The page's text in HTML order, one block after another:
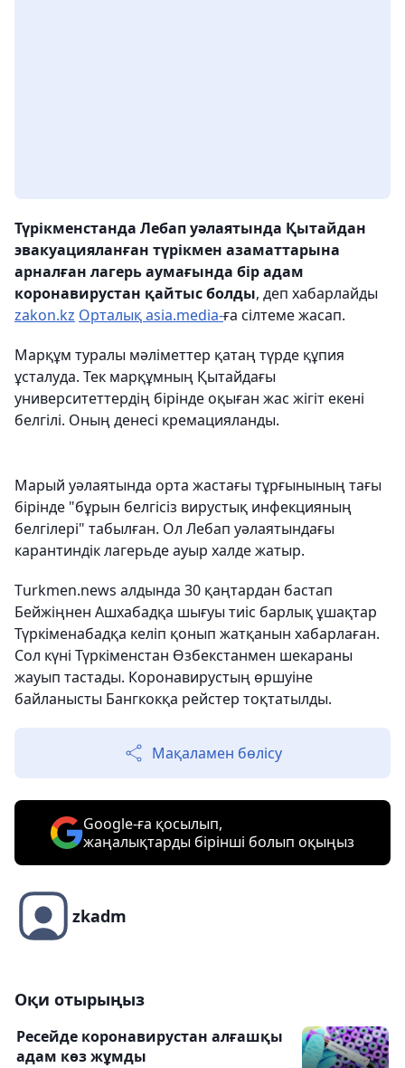
Түрікменстанда Лебап уәлаятында Қытайдан
эвакуацияланған түрікмен азаматтарына
арналған лагерь аумағында бір адам
коронавирустан қайтыс болды, деп хабарлайды
zakon.kz Орталық asia.media-ға сілтеме жасап.
Марқұм туралы мәліметтер қатаң түрде құпия
ұсталуда. Тек марқұмның Қытайдағы
университеттердің бірінде оқыған жас жігіт екені
белгілі. Оның денесі кремацияланды.
Марый уәлаятында орта жастағы тұрғынының тағы
бірінде "бұрын белгісіз вирустық инфекцияның
белгілері" табылған. Ол Лебап уәлаятындағы
карантиндік лагерьде ауыр халде жатыр.
Тurkmen.news алдында 30 қаңтардан бастап
Бейжіңнен Ашхабадқа шығуы тиіс барлық ұшақтар
Түркіменабадқа келіп қонып жатқанын хабарлаған.
Сол күні Түркіменстан Өзбекстанмен шекараны
жауып тастады. Коронавирустың өршуіне
байланысты Бангкокқа рейстер тоқтатылды.
Мақаламен бөлісу
Google-ға қосылып,
жаңалықтарды бірінші болып оқыңыз
zkadm
Оқи отырыңыз
Ресейде коронавирустан алғашқы
адам көз жұмды